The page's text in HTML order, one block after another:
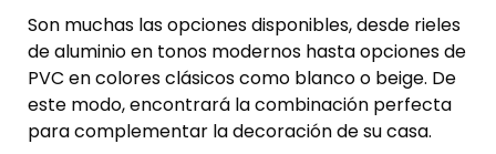
Son muchas las opciones disponibles, desde rieles
de aluminio en tonos modernos hasta opciones de
PVC en colores clásicos como blanco o beige. De
este modo, encontrará la combinación perfecta
para complementar la decoración de su casa.